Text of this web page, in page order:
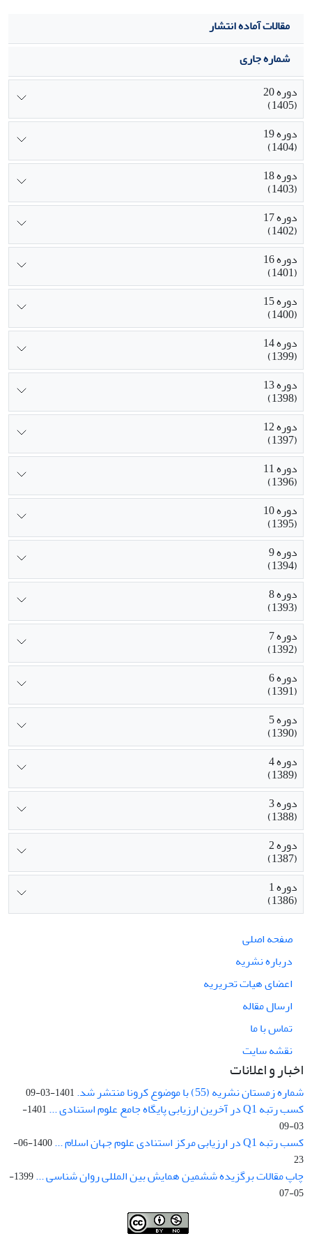
مقالات آماده انتشار
شماره جاری
دوره 20
(1405)
دوره 19
(1404)
دوره 18
(1403)
دوره 17
(1402)
دوره 16
(1401)
دوره 15
(1400)
دوره 14
(1399)
دوره 13
(1398)
دوره 12
(1397)
دوره 11
(1396)
دوره 10
(1395)
دوره 9
(1394)
دوره 8
(1393)
دوره 7
(1392)
دوره 6
(1391)
دوره 5
(1390)
دوره 4
(1389)
دوره 3
(1388)
دوره 2
(1387)
دوره 1
(1386)
صفحه اصلی
درباره نشریه
اعضای هیات تحریریه
ارسال مقاله
تماس با ما
نقشه سایت
اخبار و اعلانات
شماره زمستان نشریه (55) با موضوع کرونا منتشر شد. 1401-03-09
کسب رتبه Q1 در آخرین ارزیابی پایگاه جامع علوم استنادی ...
1401-
03-09
کسب رتبه Q1 در ارزیابی مرکز استنادی علوم جهان اسلام ...
1400-06-
23
چاپ مقالات برگزیده ششمین همایش بین المللی روان شناسی ...
1399-
05-07